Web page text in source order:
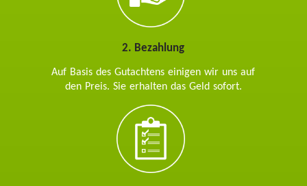
2. Bezahlung
Auf Basis des Gutachtens einigen wir uns auf
den Preis. Sie erhalten das Geld sofort.